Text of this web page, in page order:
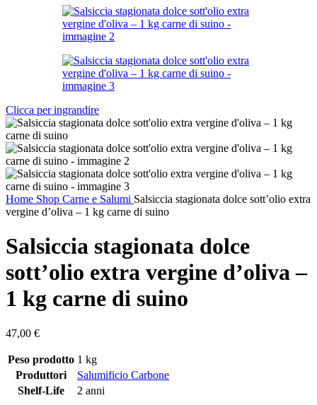
Clicca per ingrandire
Home Shop Carne e Salumi Salsiccia stagionata dolce sott’olio extra
vergine d’oliva – 1 kg carne di suino
Salsiccia stagionata dolce
sott’olio extra vergine d’oliva –
1 kg carne di suino
47,00 €
Peso prodotto 1 kg
Produttori
Salumificio Carbone
Shelf-Life
2 anni